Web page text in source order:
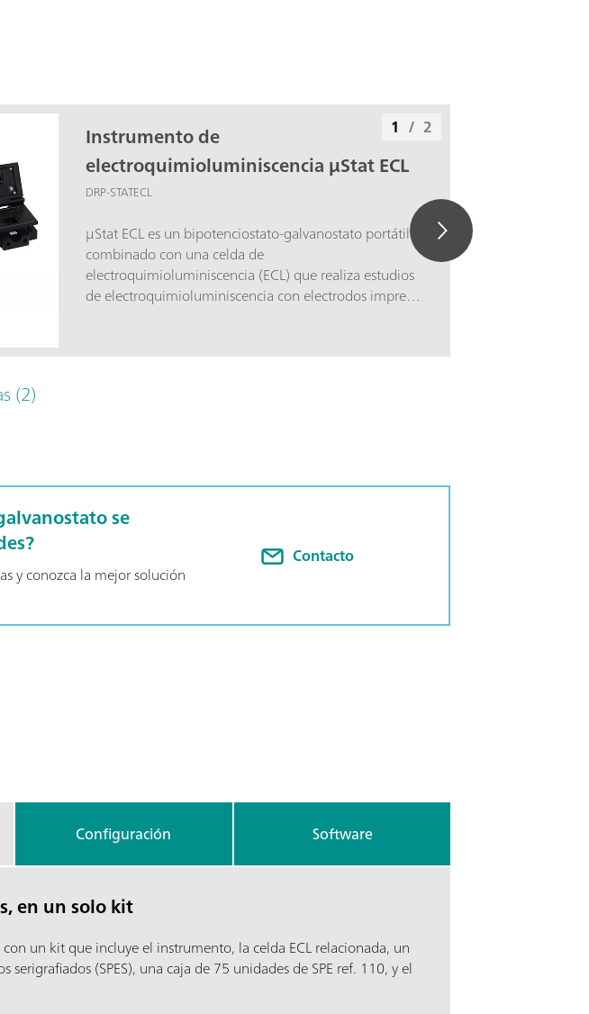
Instrumento de
electroquimioluminiscencia µStat ECL
DRP-STATECL
μStat ECL es un bipotenciostato-galvanostato portátil
combinado con una celda de
electroquimioluminiscencia (ECL) que realiza estudios
de electroquimioluminiscencia con electrodos impresos
perfectamente y se muestran en tiempo real. El equipo
1 / 2
(2)
se
y conozca la mejor solución
Contacto
Configuración Software
en un solo kit
con un kit que incluye el instrumento, la celda ECL relacionada, un
serigrafiados (SPES), una caja de 75 unidades de SPE ref. 110, y el